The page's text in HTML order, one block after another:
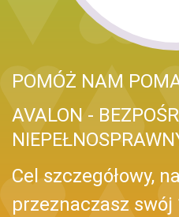
POMÓŻ NAM
AVALON -
Cel szczegółowy,
przeznaczasz swój